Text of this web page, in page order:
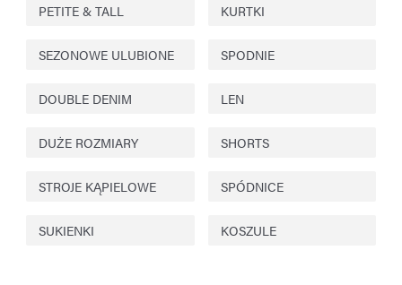
PETITE & TALL KURTKI
SEZONOWE ULUBIONE SPODNIE
DOUBLE DENIM LEN
DUŻE ROZMIARY SHORTS
STROJE KĄPIELOWE SPÓDNICE
SUKIENKI KOSZULE